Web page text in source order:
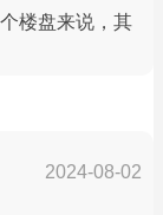
楼盘来说，其
2024-08-02